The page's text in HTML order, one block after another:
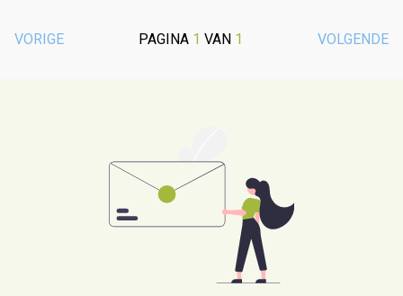
VORIGE PAGINA 1 VAN 1 VOLGENDE